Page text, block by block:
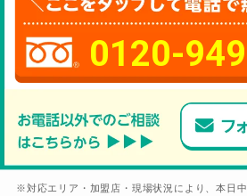
0120-
※対応エリア・加盟店・現場状況により、本日